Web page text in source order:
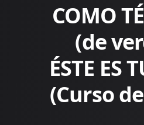
COMO
(de
ÉSTE ES
(Curso